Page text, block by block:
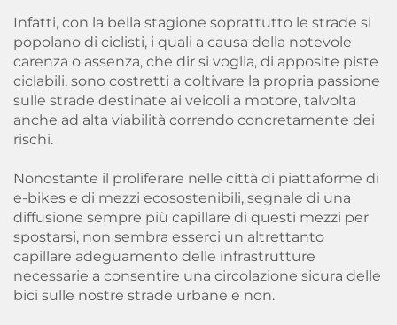
Infatti, con la bella stagione soprattutto le strade si
popolano di ciclisti, i quali a causa della notevole
carenza o assenza, che dir si voglia, di apposite piste
ciclabili, sono costretti a coltivare la propria passione
sulle strade destinate ai veicoli a motore, talvolta
anche ad alta viabilità correndo concretamente dei
rischi.
Nonostante il proliferare nelle città di piattaforme di
e-bikes e di mezzi ecosostenibili, segnale di una
diffusione sempre più capillare di questi mezzi per
spostarsi, non sembra esserci un altrettanto
capillare adeguamento delle infrastrutture
necessarie a consentire una circolazione sicura delle
bici sulle nostre strade urbane e non.